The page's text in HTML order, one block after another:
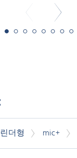
더형 mic+